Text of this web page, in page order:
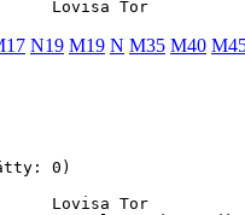
N19 M19 N M35 M40
0)
Lovisa Tor